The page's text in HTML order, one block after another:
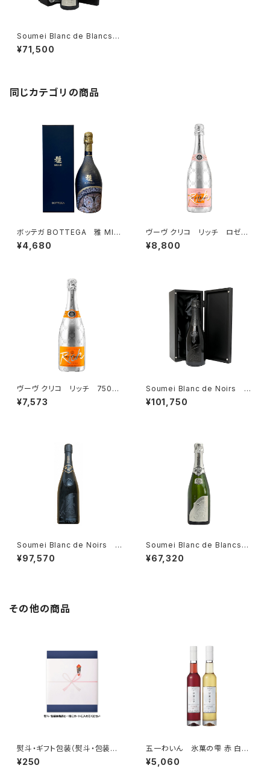
Soumei Blanc de Blancs
ソウメイブランドブラン プラチ
ナ 750ml 箱入 SOUMEI
¥71,500
同じカテゴリの商品
ボッテガ BOTTEGA 雅 MIA
BI 750ml 専用ボックス入
り スパークリング ワイン イ
¥4,680
ヴーヴ クリコ リッチ ロゼ
750ml ROSE フランス シ
ャンパン コレクション 正規
¥8,800
ヴーヴ クリコ リッチ 750ml
シャンパーニュ リッチ コレ
クション 正規品
¥7,573
Soumei Blanc de Noirs ソ
ウメイ ブラン・ド・ノワール 箱
入 750ml SOUMEI CHAM
¥101,750
Soumei Blanc de Noirs ソ
ウメイ ブラン・ド・ノワール 75
0ml SOUMEI CHAMPAGNE
¥97,570
Soumei Blanc de Blancs
ソウメイブランドブラン プラチ
ナ 750ml SOUMEI CHAM
¥67,320
その他の商品
熨斗・ギフト包装（熨斗・包装を
希望の場合は商品と一緒にカー
トに入れてください）
¥250
五一わいん 氷菓の雫 赤 白
デザートワインセット 375ml×
２ 箱なし 長野県産 NAGAN
¥5,060